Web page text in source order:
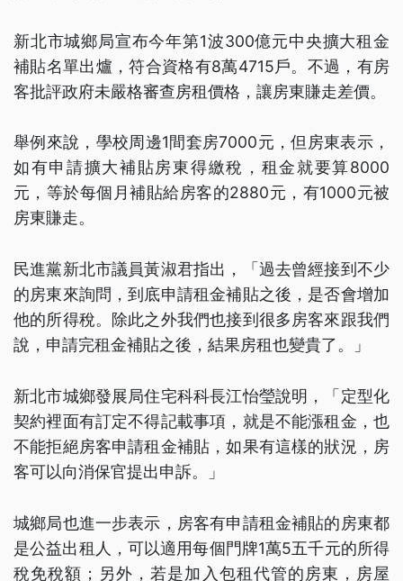
新北市城鄉局宣布今年第1波300億元中央擴大租金
補貼名單出爐，符合資格有8萬4715戶。不過，有房
客批評政府未嚴格審查房租價格，讓房東賺走差價。
舉例來說，學校周邊1間套房7000元，但房東表示，
如有申請擴大補貼房東得繳稅，租金就要算8000
元，等於每個月補貼給房客的2880元，有1000元被
房東賺走。
民進黨新北市議員黃淑君指出，「過去曾經接到不少
的房東來詢問，到底申請租金補貼之後，是否會增加
他的所得稅。除此之外我們也接到很多房客來跟我們
說，申請完租金補貼之後，結果房租也變貴了。」
新北市城鄉發展局住宅科科長江怡瑩說明，「定型化
契約裡面有訂定不得記載事項，就是不能漲租金，也
不能拒絕房客申請租金補貼，如果有這樣的狀況，房
客可以向消保官提出申訴。」
城鄉局也進一步表示，房客有申請租金補貼的房東都
是公益出租人，可以適用每個門牌1萬5五千元的所得
稅免稅額；另外，若是加入包租代管的房東，房屋